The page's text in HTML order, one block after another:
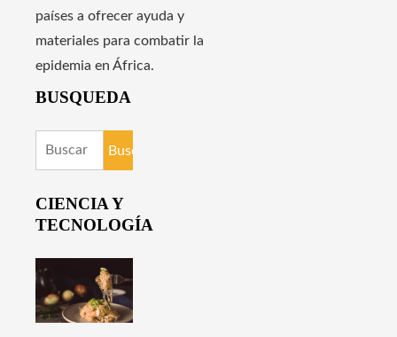
países a ofrecer ayuda y
materiales para combatir la
epidemia en África.
BUSQUEDA
Buscar:
CIENCIA Y
TECNOLOGÍA